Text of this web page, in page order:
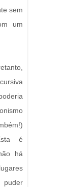
sem
um
é
há
puder